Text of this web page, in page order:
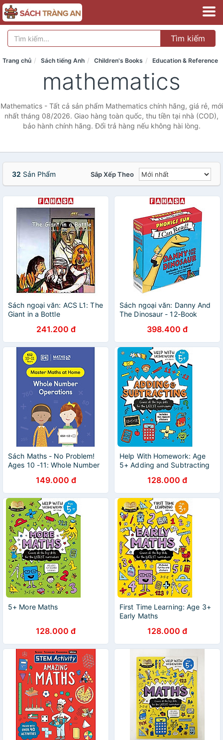
Tìm kiếm
Trang chủ Sách tiếng Anh Children's Books Education & Reference
mathematics
Mathematics - Tất cả sản phẩm Mathematics chính hãng, giá rẻ, mới
nhất tháng 08/2026. Giao hàng toàn quốc, thu tiền tại nhà (COD),
bảo hành chính hãng. Đổi trả hàng nếu không hài lòng.
32 Sản Phẩm Sắp Xếp Theo
Sách ngoại văn: ACS L1: The
Giant in a Bottle
241.200 đ
Sách ngoại văn: Danny And
The Dinosaur - 12-Book
398.400 đ
Sách Maths - No Problem!
Ages 10 -11: Whole Number
149.000 đ
Help With Homework: Age
5+ Adding and Subtracting
128.000 đ
5+ More Maths
128.000 đ
First Time Learning: Age 3+
Early Maths
128.000 đ